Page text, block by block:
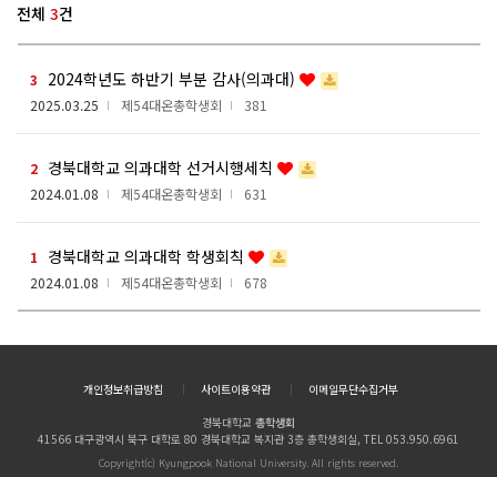
전체 3건
3 2024학년도 하반기 부분 감사(의과대)
2025.03.25 제54대온총학생회 381
2 경북대학교 의과대학 선거시행세칙
2024.01.08 제54대온총학생회 631
1 경북대학교 의과대학 학생회칙
2024.01.08 제54대온총학생회 678
개인정보취급방침 사이트이용약관
이메일무단수집거부
경북대학교 총학생회
41566 대구광역시 북구 대학로 80 경북대학교 복지관 3층 총학생회실, TEL 053.950.6961
Copyright(c) Kyungpook National University. All rights reserved.